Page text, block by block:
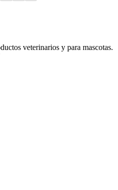
veterinarios y para mascotas.